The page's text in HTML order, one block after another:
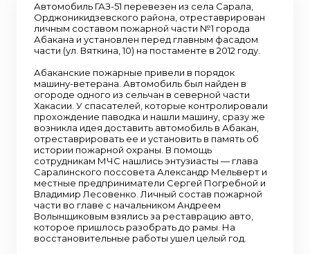
Автомобиль ГАЗ-51 перевезен из села Сарала,
Орджоникидзевского района, отреставрирован
личным составом пожарной части №1 города
Абакана и установлен перед главным фасадом
части (ул. Вяткина, 10) на постаменте в 2012 году.
Абаканские пожарные привели в порядок
машину-ветерана. Автомобиль был найден в
огороде одного из сельчан в северной части
Хакасии. У спасателей, которые контролировали
прохождение паводка и нашли машину, сразу же
возникла идея доставить автомобиль в Абакан,
отреставрировать ее и установить в память об
истории пожарной охраны. В помощь
сотрудникам МЧС нашлись энтузиасты — глава
Саралинского поссовета Александр Мельверт и
местные предприниматели Сергей Погребной и
Владимир Лесовенко. Личный состав пожарной
части во главе с начальником Андреем
Волынщиковым взялись за реставрацию авто,
которое пришлось разобрать до рамы. На
восстановительные работы ушел целый год.